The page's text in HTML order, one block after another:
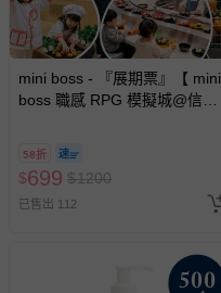
mini boss - 『展期票』【 mini
boss 職感 RPG 模擬城@信義
換，依現場梯次安排入場，逾
期作廢) (兒童票(2歲以上)贈一
名陪伴成人)
58折
$699 $1200
已售出 112